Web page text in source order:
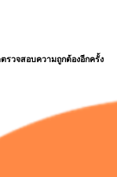
รวจสอบความถูกต้องอีกครั้ง